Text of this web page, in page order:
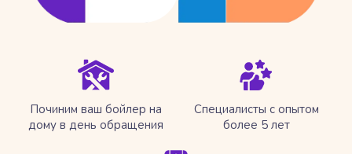
Починим ваш бойлер на
дому в день обращения
Специалисты с опытом
более 5 лет